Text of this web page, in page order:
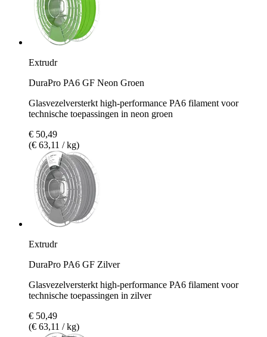
Extrudr
DuraPro PA6 GF Neon Groen
Glasvezelversterkt high-performance PA6 filament voor
technische toepassingen in neon groen
€ 50,49
(€ 63,11 / kg)
Extrudr
DuraPro PA6 GF Zilver
Glasvezelversterkt high-performance PA6 filament voor
technische toepassingen in zilver
€ 50,49
(€ 63,11 / kg)